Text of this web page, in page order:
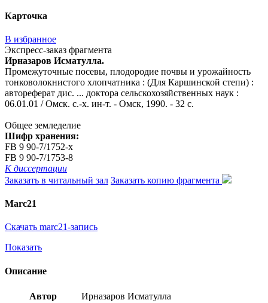
Карточка
В избранное
Экспресс-заказ фрагмента
Ирназаров Исматулла.
Промежуточные посевы, плодородие почвы и урожайность
тонковолокнистого хлопчатника : (Для Каршинской степи) :
автореферат дис. ... доктора сельскохозяйственных наук :
06.01.01 / Омск. с.-х. ин-т. - Омск, 1990. - 32 с.
Общее земледелие
Шифр хранения:
FB 9 90-7/1752-x
FB 9 90-7/1753-8
К диссертации
Заказать в читальный зал Заказать копию фрагмента
Marc21
Скачать marc21-запись
Показать
Описание
Автор Ирназаров Исматулла